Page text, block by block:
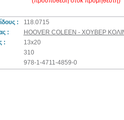
: 118.0715
:
HOOVER COLEEN - ΧΟΥΒΕΡ
:
13x20
310
978-1-4711-4859-0